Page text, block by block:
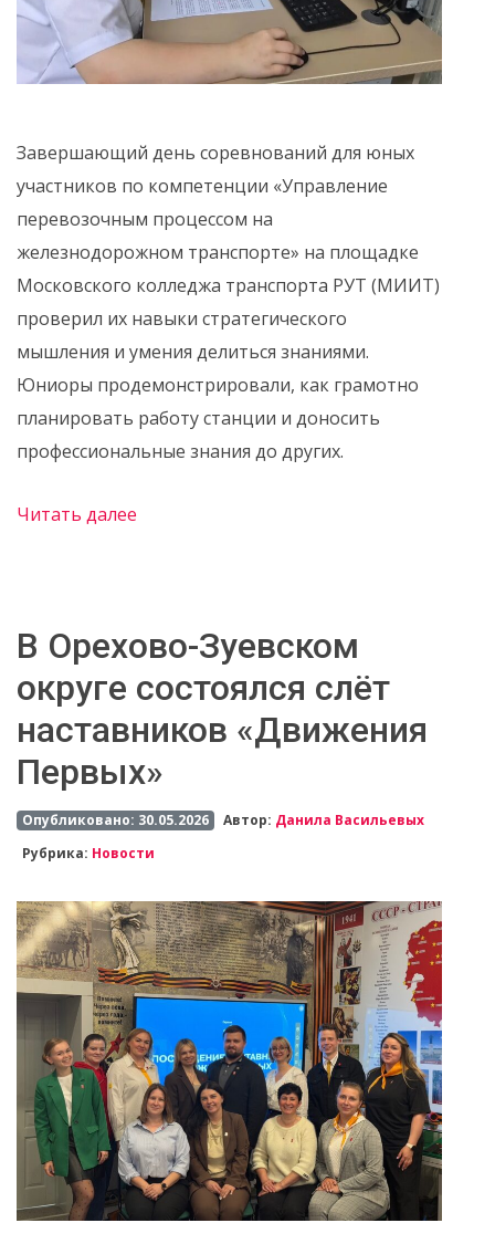
Завершающий день соревнований для юных
участников по компетенции «Управление
перевозочным процессом на
железнодорожном транспорте» на площадке
Московского колледжа транспорта РУТ (МИИТ)
проверил их навыки стратегического
мышления и умения делиться знаниями.
Юниоры продемонстрировали, как грамотно
планировать работу станции и доносить
профессиональные знания до других.
Читать далее
В Орехово-Зуевском
округе состоялся слёт
наставников «Движения
Первых»
Опубликовано: 30.05.2026 Автор: Данила Васильевых
Рубрика: Новости